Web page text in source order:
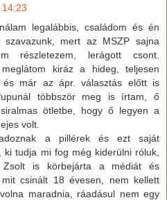
legalábbis, családom és én
mert az MSZP sajna
részletezem, lerágott csont.
kiráz a hideg, teljesen
és már az ápr. választás előtt is
többször meg is írtam, ő
ötletbe, hogy ő legyen a
volt.
a pillérek és ezt saját
ki tudja mi fog még kiderülni róluk,
Zsolt is körbejárta a médiát és
csinált 18 évesen, nem kellett
maradnia, ráadásul nem egy